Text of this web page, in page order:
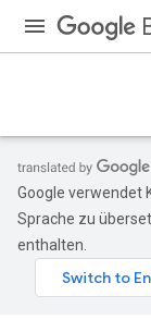
Google verwendet
Sprache zu
enthalten.